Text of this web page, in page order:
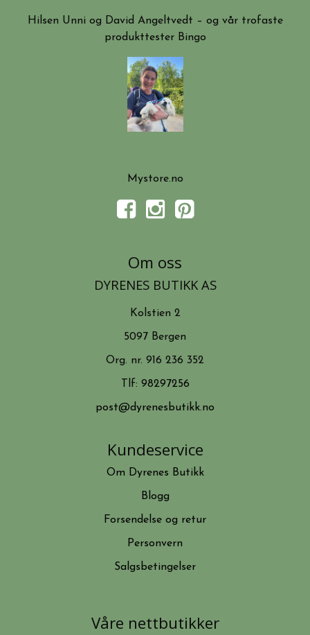
Hilsen Unni og David Angeltvedt – og vår trofaste
produkttester Bingo
Mystore.no
Om oss
DYRENES BUTIKK AS
Kolstien 2
5097 Bergen
Org. nr. 916 236 352
Tlf: 98297256
post@dyrenesbutikk.no
Kundeservice
Om Dyrenes Butikk
Blogg
Forsendelse og retur
Personvern
Salgsbetingelser
Våre nettbutikker